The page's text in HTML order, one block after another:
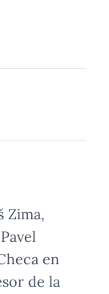
Zima,
en
de la